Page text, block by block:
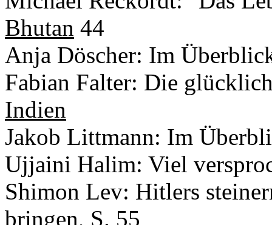
Bhutan 44
Anja Döscher: Im
Fabian Falter: Die
Indien
Jakob Littmann: Im
Ujjaini Halim: Viel
Shimon Lev: Hitlers
bringen, S. 55